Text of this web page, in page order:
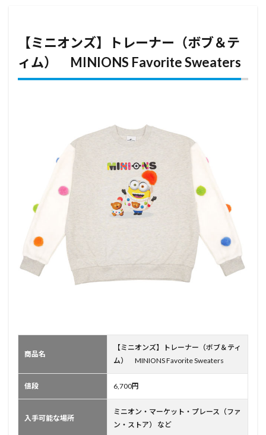
【ミニオンズ】トレーナー（ボブ＆テ
ィム） MINIONS Favorite Sweaters
商品名
【ミニオンズ】トレーナー（ボブ＆ティ
ム） MINIONS Favorite Sweaters
値段 6,700円
入手可能な場所
ミニオン・マーケット・プレース（ファ
ン・ストア） など